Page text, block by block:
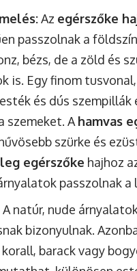
Az egérszőke
passzolnak a
bézs, de a zöld és
is. Egy finom
és dús szempillák
szemeket. A hamvas
szürke és
egérszőke hajhoz
passzolnak a
A natúr, nude
bizonyulnak.
barack vagy